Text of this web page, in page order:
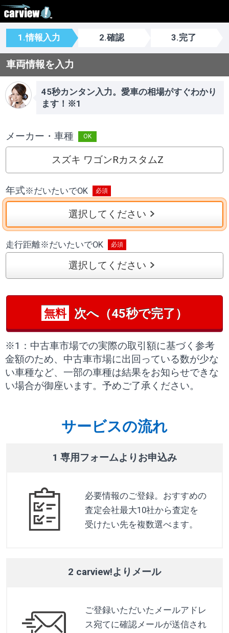
1.情報入力 2.確認 3.完了
車両情報を入力
45秒カンタン入力。愛車の相場がすぐわかり
ます！※1
メーカー・車種
スズキ ワゴンRカスタムZ
年式※だいたいでOK
選択してください
走行距離※だいたいでOK
選択してください
無料 次へ（45秒で完了）
※1：中古車市場での実際の取引額に基づく参考
金額のため、中古車市場に出回っている数が少な
い車種など、一部の車種は結果をお知らせできな
い場合が御座います。予めご了承ください。
サービスの流れ
1 専用フォームよりお申込み
必要情報のご登録。おすすめの
査定会社最大10社から査定を
受けたい先を複数選べます。
2 carview!よりメール
ご登録いただいたメールアドレ
ス宛てに確認メールが送信され